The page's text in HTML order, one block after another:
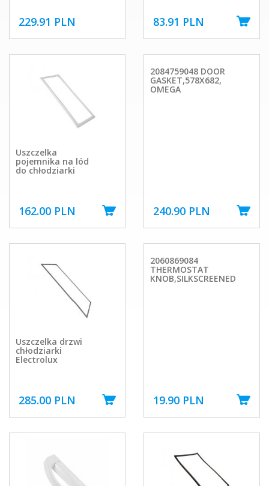
229.91 PLN 83.91 PLN
Uszczelka
pojemnika na lód
do chłodziarki
162.00 PLN
2084759048 DOOR
GASKET,578X682,
OMEGA
240.90 PLN
Uszczelka drzwi
chłodziarki
Electrolux
285.00 PLN
2060869084
THERMOSTAT
KNOB,SILKSCREENED
19.90 PLN